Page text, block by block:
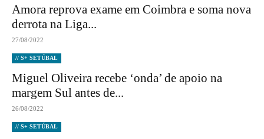
Amora reprova exame em Coimbra e soma nova
derrota na Liga...
27/08/2022
// S+ SETÚBAL
Miguel Oliveira recebe ‘onda’ de apoio na
margem Sul antes de...
26/08/2022
// S+ SETÚBAL